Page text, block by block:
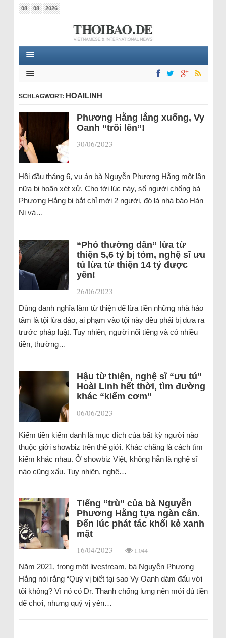
08 08 2026
SCHLAGWORT: HOAILINH
Phương Hằng lắng xuống, Vy
Oanh “trồi lên”!
30/06/2023 |
Hồi đầu tháng 6, vụ án bà Nguyễn Phương Hằng một lần
nữa bị hoãn xét xử. Cho tới lúc này, số người chống bà
Phương Hằng bị bắt chỉ mới 2 người, đó là nhà báo Hàn
Ni và…
“Phó thường dân” lừa từ
thiện 5,6 tỷ bị tóm, nghệ sĩ ưu
tú lừa từ thiện 14 tỷ được
yên!
26/06/2023 |
Dùng danh nghĩa làm từ thiện để lừa tiền những nhà hảo
tâm là tội lừa đảo, ai phạm vào tội này đều phải bị đưa ra
trước pháp luật. Tuy nhiên, người nổi tiếng và có nhiều
tiền, thường…
Hậu từ thiện, nghệ sĩ “ưu tú”
Hoài Linh hết thời, tìm đường
khác “kiếm cơm”
06/06/2023 |
Kiếm tiền kiếm danh là mục đích của bất kỳ người nào
thuộc giới showbiz trên thế giới. Khác chăng là cách tìm
kiếm khác nhau. Ở showbiz Việt, không hẳn là nghệ sĩ
nào cũng xấu. Tuy nhiên, nghệ…
Tiếng “trù” của bà Nguyễn
Phương Hằng tựa ngàn cân.
Đến lúc phát tác khối kẻ xanh
mặt
16/04/2023 | | 1.044
Năm 2021, trong một livestream, bà Nguyễn Phương
Hằng nói rằng “Quý vị biết tại sao Vy Oanh dám đấu với
tôi không? Vì nó có Dr. Thanh chống lưng nên mới đủ tiền
để chơi, nhưng quý vị yên…